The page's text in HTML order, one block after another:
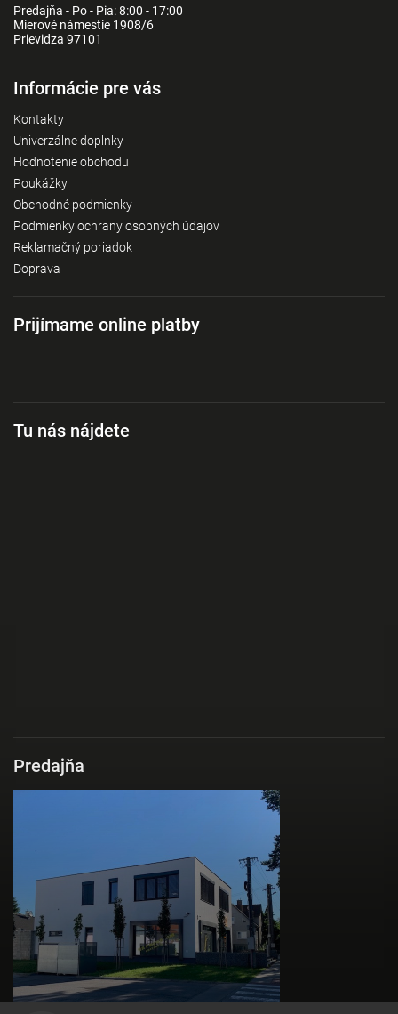
Predajňa - Po - Pia: 8:00 - 17:00
Mierové námestie 1908/6
Prievidza 97101
Informácie pre vás
Kontakty
Univerzálne doplnky
Hodnotenie obchodu
Poukážky
Obchodné podmienky
Podmienky ochrany osobných údajov
Reklamačný poriadok
Doprava
Prijímame online platby
Tu nás nájdete
Predajňa